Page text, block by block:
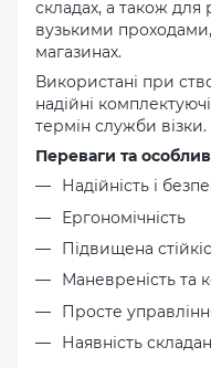
складах, а також
вузькими
магазинах.
Використані при
надійні
термін служби візки.
Переваги та
Надійність і
Ергономічність
Підвищена
Маневреність та
Просте
Наявність